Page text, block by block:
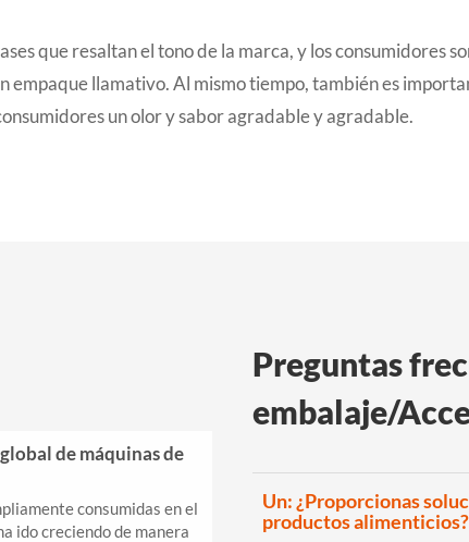
que resaltan el tono de la marca, y los consumidores
empaque llamativo. Al mismo tiempo, también es
un olor y sabor agradable y agradable.
de máquinas de
consumidas en el
ido creciendo de manera
Preguntas
embalaje/
Un: ¿Proporcionas
productos alimenticios?